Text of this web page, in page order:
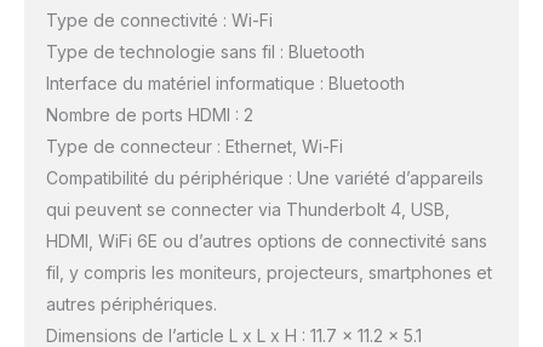
Type de connectivité : Wi-Fi
Type de technologie sans fil : Bluetooth
Interface du matériel informatique : Bluetooth
Nombre de ports HDMI : 2
Type de connecteur : Ethernet, Wi-Fi
Compatibilité du périphérique : Une variété d’appareils
qui peuvent se connecter via Thunderbolt 4, USB,
HDMI, WiFi 6E ou d’autres options de connectivité sans
fil, y compris les moniteurs, projecteurs, smartphones et
autres périphériques.
Dimensions de l’article L x L x H : 11.7 x 11.2 x 5.1